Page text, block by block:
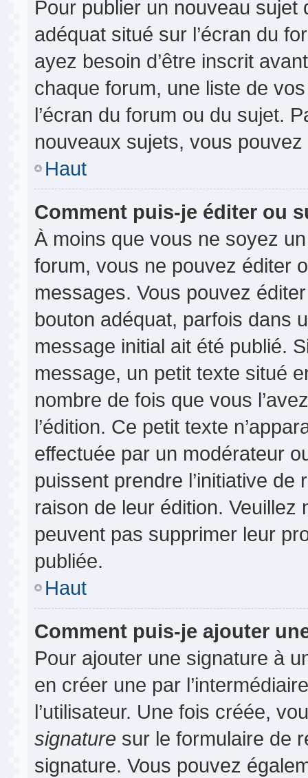
Pour publier un nouveau
adéquat situé sur l’écran du
ayez besoin d’être inscrit
chaque forum, une liste de
l’écran du forum ou du sujet.
nouveaux sujets, vous
Haut
Comment puis-je éditer ou
À moins que vous ne soyez
forum, vous ne pouvez éditer
messages. Vous pouvez
bouton adéquat, parfois dans
message initial ait été publié.
message, un petit texte situé
nombre de fois que vous
l’édition. Ce petit texte
effectuée par un modérateur
puissent prendre l’initiative
raison de leur édition.
peuvent pas supprimer leur
publiée.
Haut
Comment puis-je ajouter
Pour ajouter une signature à
en créer une par
l’utilisateur. Une fois créée,
signature sur le formulaire de
signature. Vous pouvez